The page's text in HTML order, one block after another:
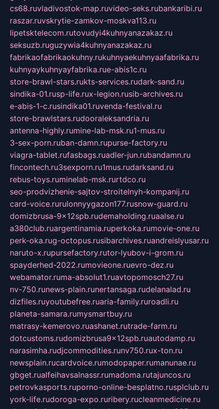
cs68.ruvladivostok-map.ruvideo-seks.rubankaribi.ru
raszar.ruvskrytie-zamkov-moskva113.ru
lipetsktelecom.rutovudyi4kuhnyanazakaz.ru
seksuzb.ruguzywia4kuhnyanazakaz.ru
fabrikaofabrikaokuhny.rukuhnyaekuhnyaafabrika.ru
kuhnyaykuhnyayfabrika.rue-abis1c.ru
store-brawl-stars.rukts-services.rudark-sand.ru
sindika-01.rusp-life.rux-legion.rusib-archives.ru
e-abis-1-c.rusindika01.ruvenda-festival.ru
store-brawlstars.rudooraleksandria.ru
antenna-highly.rumine-lab-msk.ru1-mus.ru
3-sex-porn.ruban-damn.rupurse-factory.ru
viagra-tablet.rufasbags.ruadler-jun.rubandamn.ru
fincontech.ru3sexporn.ru1mus.rudarksand.ru
rebus-toys.ruminelab-msk.rurtdco.ru
seo-prodvizhenie-sajtov-stroitelnyh-kompanij.ru
card-voice.rurulonnyygazon177.rusnow-guard.ru
domizbrusa-9x12spb.rudemaholding.ruaalse.ru
a380club.ruargentinamia.ruperkoka.rumovie-one.ru
perk-oka.rug-octopus.rusibarchives.ruandreislyusar.ru
naruto-x.rupursefactory.rutor-lyubov-i-grom.ru
spayderhed-2022.rumovieone.ruevro-dez.ru
webamator.ruma-absolut1.ruavtopomosch27.ru
nv-750.runews-plain.runertansaga.rudelanalad.ru
dizfiles.ruyoutubefree.ruaria-family.ruroadli.ru
planeta-samara.rumysmartbuy.ru
matrasy-kemerovo.ruashanet.rutrade-farm.ru
dotcustoms.rudomizbrusa9x12spb.ruautodamp.ru
narasimha.rudjcommodities.runv750.rux-ton.ru
newsplain.rucardvoice.rumodopaper.rumanunae.ru
gbget.rualfeihavsalnassr.rumadoma.rutajuncos.ru
petrovkasports.ruporno-online-besplatno.rusplclub.ru
york-life.rudoroga-expo.ruribery.rucleanmedicine.ru